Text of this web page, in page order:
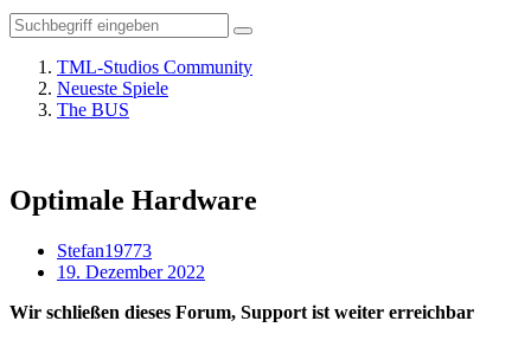
TML-Studios Community
Neueste Spiele
The BUS
Optimale Hardware
Stefan19773
19. Dezember 2022
Wir schließen dieses Forum, Support ist weiter erreichbar